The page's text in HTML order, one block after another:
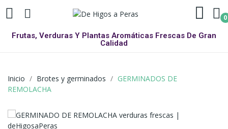
0
Frutas, Verduras Y Plantas Aromáticas Frescas De Gran
Calidad
Inicio Brotes y germinados
GERMINADOS DE
REMOLACHA